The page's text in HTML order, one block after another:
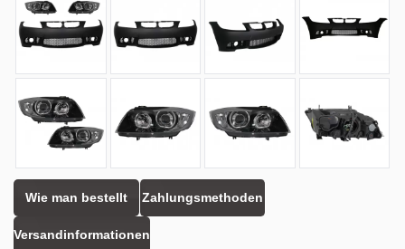
Wie man bestellt Zahlungsmethoden
Versandinformationen